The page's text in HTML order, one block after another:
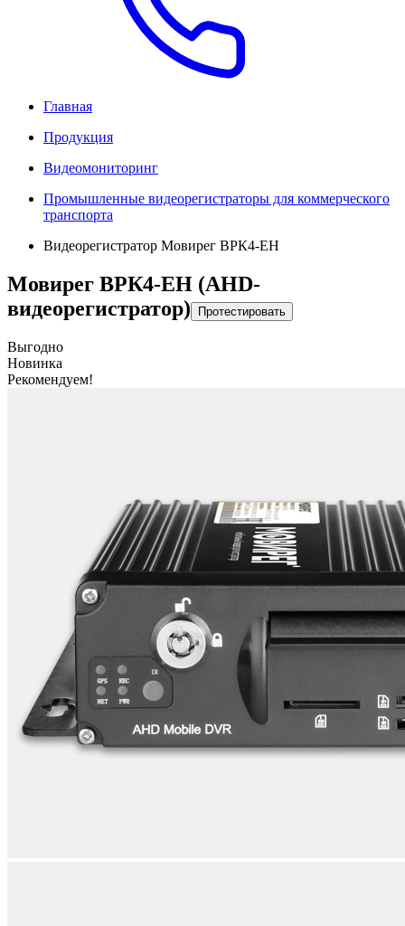
Главная
Продукция
Видеомониторинг
Промышленные видеорегистраторы для коммерческого
транспорта
Видеорегистратор Мовирег ВРК4-ЕН
Мовирег ВРК4-ЕН (AHD-
видеорегистратор)
Протестировать
Выгодно
Новинка
Рекомендуем!